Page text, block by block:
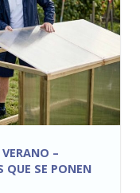
–
SE PONEN